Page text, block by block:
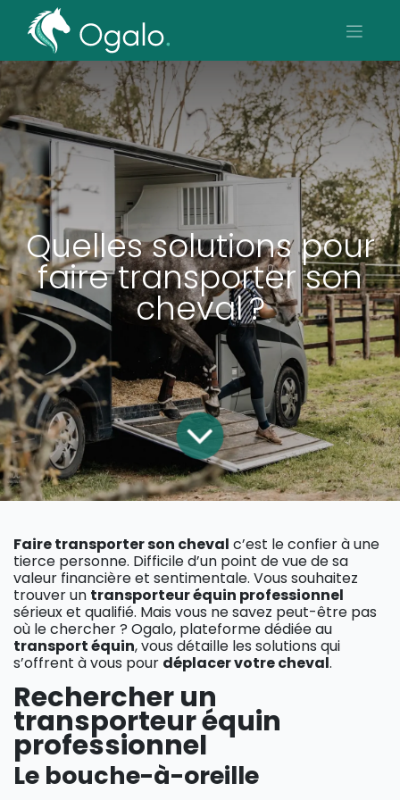
Quelles solutions pour
faire transporter son
cheval ?
Faire transporter son cheval c’est le confier à une
tierce personne. Difficile d’un point de vue de sa
valeur financière et sentimentale. Vous souhaitez
trouver un transporteur équin professionnel
sérieux et qualifié. Mais vous ne savez peut-être pas
où le chercher ? Ogalo, plateforme dédiée au
transport équin, vous détaille les solutions qui
s’offrent à vous pour déplacer votre cheval.
Rechercher un
transporteur équin
professionnel
Le bouche-à-oreille